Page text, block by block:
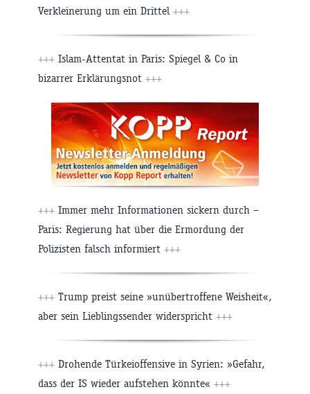
Verkleinerung um ein Drittel +++
+++ Islam-Attentat in Paris: Spiegel & Co in
bizarrer Erklärungsnot +++
+++ Immer mehr Informationen sickern durch –
Paris: Regierung hat über die Ermordung der
Polizisten falsch informiert +++
+++ Trump preist seine »unübertroffene Weisheit«,
aber sein Lieblingssender widerspricht +++
+++ Drohende Türkeioffensive in Syrien: »Gefahr,
dass der IS wieder aufstehen könnte« +++